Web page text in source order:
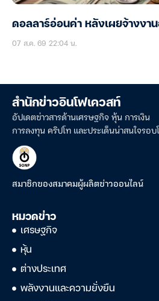
ดอลลาร์อ่อนค่า หลังเผยจ้างงา
07 ส.ค. 69 22:04 น.
สำนักข่าวอินโฟเควสท์
อัปเดตข่าวสารด้านเศรษฐกิจ หุ้น การเงิน
การลงทุน คริปโท และประเด็นน่าสนใจรอบ
สมาชิกของสมาคมผู้ผลิตข่าวออนไลน์
หมวดข่าว
เศรษฐกิจ
หุ้น
ต่างประเทศ
พลังงานและความยั่งยืน